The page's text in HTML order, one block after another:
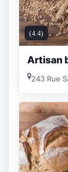
(4.4)
Artisan
243 Rue